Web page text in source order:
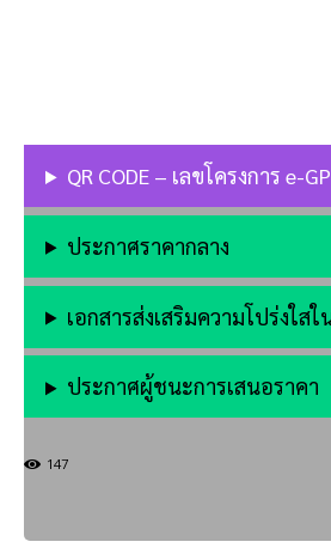
QR CODE – เลขโครงการ e-
ประกาศราคากลาง
เอกสารส่งเสริมความโปร่งใส
ประกาศผู้ชนะการเสนอราคา
147